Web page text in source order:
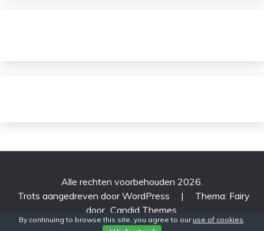
Alle rechten voorbehouden 2026.
Trots aangedreven door WordPress
|
Thema: Fairy
door Candid Themes
By continuing to browse this site, you agree to our use of cookies.